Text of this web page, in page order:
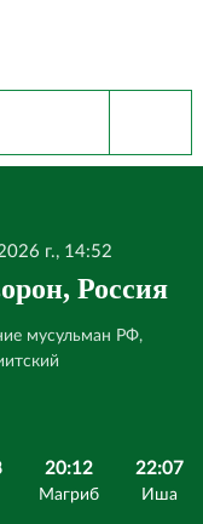
г., 14:52
Россия
мусульман РФ,
20:12
Магриб
22:07
Иша